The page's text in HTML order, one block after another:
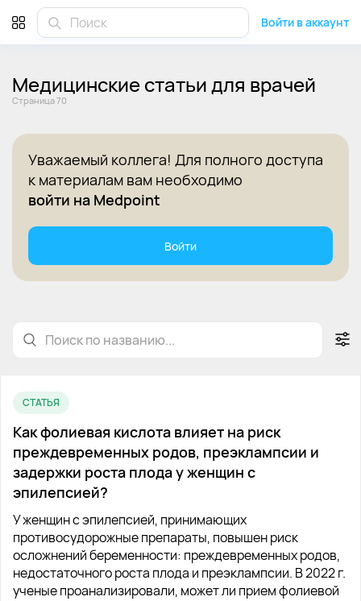
Войти в аккаунт
Медицинские статьи для врачей
Cтраница 70
Уважаемый коллега! Для полного доступа
к материалам вам необходимо
войти на Medpoint
Войти
СТАТЬЯ
Как фолиевая кислота влияет на риск
преждевременных родов, преэклампсии и
задержки роста плода у женщин с
эпилепсией?
У женщин с эпилепсией, принимающих
противосудорожные препараты, повышен риск
осложнений беременности: преждевременных родов,
недостаточного роста плода и преэклампсии. В 2022 г.
ученые проанализировали, может ли прием фолиевой